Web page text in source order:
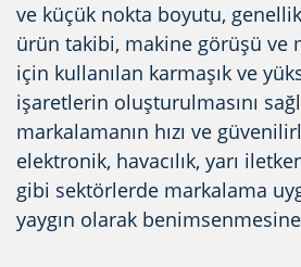
ve küçük nokta boyutu,
ürün takibi, makine görüşü ve
için kullanılan karmaşık ve
işaretlerin oluşturulmasını
markalamanın hızı ve
elektronik, havacılık, yarı
gibi sektörlerde markalama
yaygın olarak